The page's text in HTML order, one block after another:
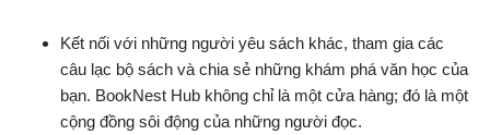
Kết nối với những người yêu sách khác, tham gia các
câu lạc bộ sách và chia sẻ những khám phá văn học của
bạn. BookNest Hub không chỉ là một cửa hàng; đó là một
cộng đồng sôi động của những người đọc.